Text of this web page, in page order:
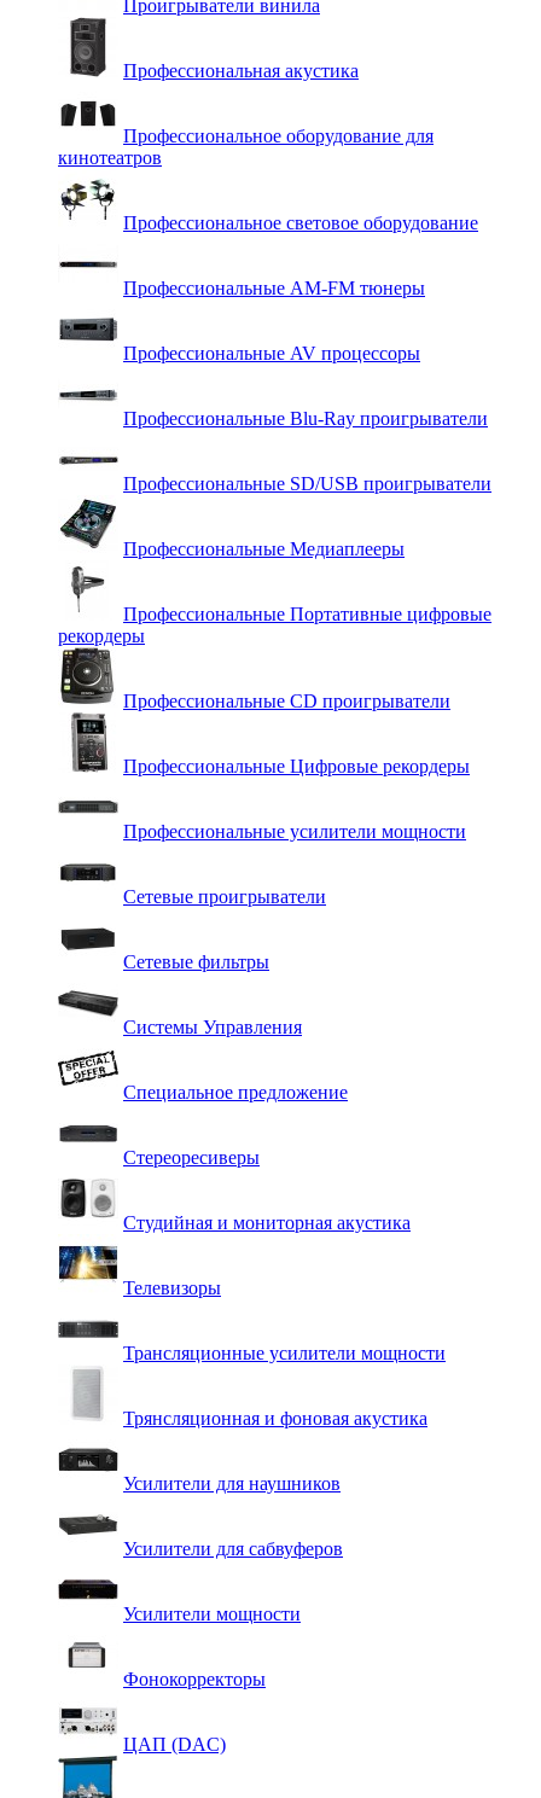
Проигрыватели винила
Профессиональная акустика
Профессиональное оборудование для
кинотеатров
Профессиональное световое оборудование
Профессиональные AM-FM тюнеры
Профессиональные AV процессоры
Профессиональные Blu-Ray проигрыватели
Профессиональные SD/USB проигрыватели
Профессиональные Медиаплееры
Профессиональные Портативные цифровые
рекордеры
Профессиональные СD проигрыватели
Профессиональные Цифровые рекордеры
Профессиональные усилители мощности
Сетевые проигрыватели
Сетевые фильтры
Системы Управления
Специальное предложение
Стереоресиверы
Студийная и мониторная акустика
Телевизоры
Трансляционные усилители мощности
Трянсляционная и фоновая акустика
Усилители для наушников
Усилители для сабвуферов
Усилители мощности
Фонокорректоры
ЦАП (DAC)